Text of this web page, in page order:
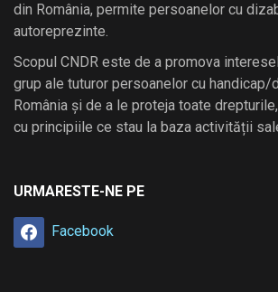
din România, permite persoanelor cu
autoreprezinte.
Scopul CNDR este de a promova
grup ale tuturor persoanelor cu
România și de a le proteja toate
cu principiile ce stau la baza activității
URMARESTE-NE PE
Facebook